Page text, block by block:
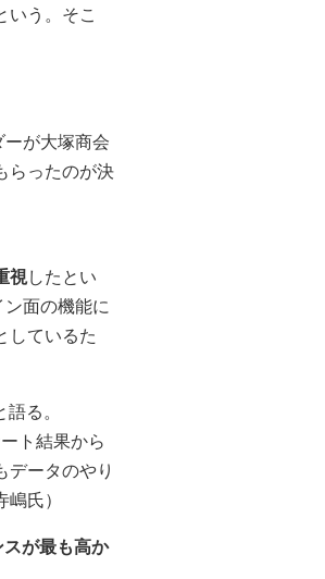
いう。そこ
が大塚商会
らったのが決
視したとい
面の機能に
しているた
語る。
ト結果から
データのやり
氏）
が最も高か